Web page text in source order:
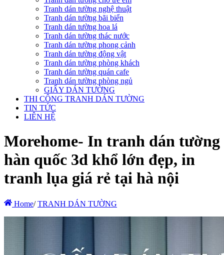
Tranh dán tường nghệ thuật
Tranh dán tường bãi biển
Tranh dán tường hoa lá
Tranh dán tường thác nước
Tranh dán tường phong cảnh
Tranh dán tường động vật
Tranh dán tường phòng khách
Tranh dán tường quán cafe
Tranh dán tường phòng ngủ
GIẤY DÁN TƯỜNG
THI CÔNG TRANH DÁN TƯỜNG
TIN TỨC
LIÊN HỆ
Morehome- In tranh dán tường
hàn quốc 3d khổ lớn đẹp, in
tranh lụa giá rẻ tại hà nội
Home/ TRANH DÁN TƯỜNG